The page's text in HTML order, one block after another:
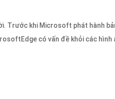
Trước khi Microsoft phát hành
có vấn đề khỏi các hình